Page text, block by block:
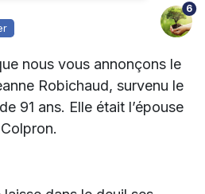
6
nous vous annonçons le
Robichaud, survenu le
91 ans. Elle était l’épouse